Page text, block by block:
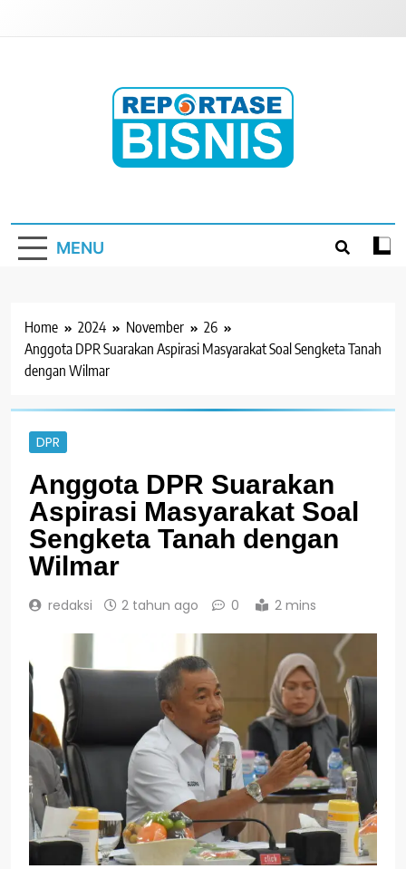
MENU
Home 2024 November
26
Anggota DPR Suarakan Aspirasi Masyarakat Soal Sengketa Tanah
dengan Wilmar
DPR
Anggota DPR Suarakan
Aspirasi Masyarakat Soal
Sengketa Tanah dengan
Wilmar
redaksi 2 tahun ago 0 2 mins